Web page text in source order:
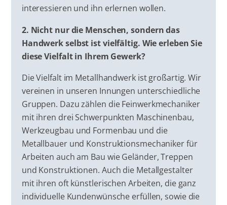
interessieren und ihn erlernen wollen.
2. Nicht nur die Menschen, sondern das
Handwerk selbst ist vielfältig. Wie erleben Sie
diese Vielfalt in Ihrem Gewerk?
Die Vielfalt im Metallhandwerk ist großartig. Wir
vereinen in unseren Innungen unterschiedliche
Gruppen. Dazu zählen die Feinwerkmechaniker
mit ihren drei Schwerpunkten Maschinenbau,
Werkzeugbau und Formenbau und die
Metallbauer und Konstruktionsmechaniker für
Arbeiten auch am Bau wie Geländer, Treppen
und Konstruktionen. Auch die Metallgestalter
mit ihren oft künstlerischen Arbeiten, die ganz
individuelle Kundenwünsche erfüllen, sowie die